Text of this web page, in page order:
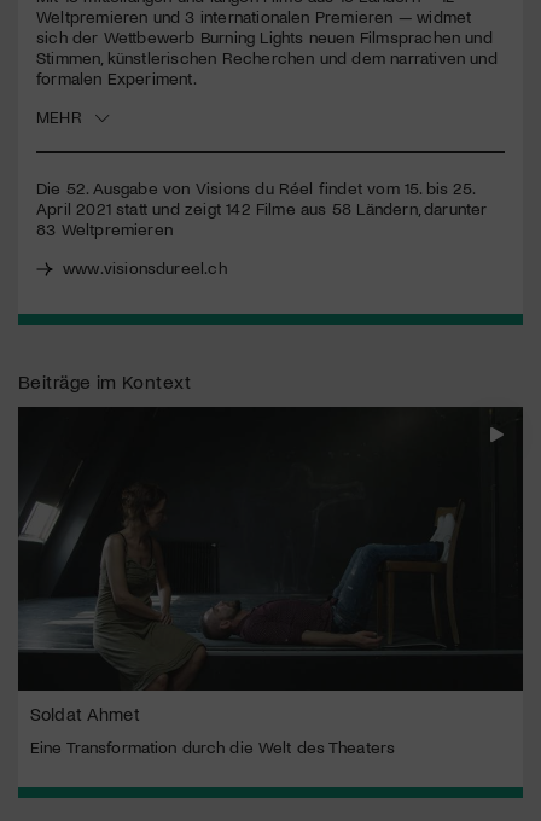
Weltpremieren und 3 internationalen Premieren — widmet
sich der Wettbewerb Burning Lights neuen Filmsprachen und
Stimmen, künstlerischen Recherchen und dem narrativen und
formalen Experiment.
MEHR
Die 52. Ausgabe von Visions du Réel findet vom 15. bis 25.
April 2021 statt und zeigt 142 Filme aus 58 Ländern, darunter
83 Weltpremieren
www.visionsdureel.ch
Beiträge im Kontext
Soldat Ahmet
Eine Transformation durch die Welt des Theaters
Jetzt Mitglied werden